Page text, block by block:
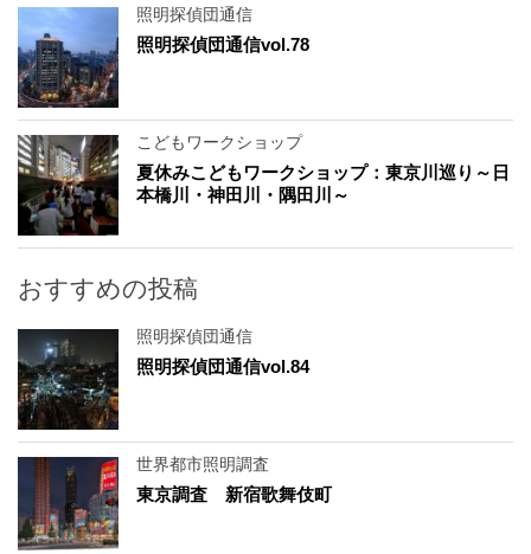
照明探偵団通信
照明探偵団通信vol.78
こどもワークショップ
夏休みこどもワークショップ：東京川巡り～日
本橋川・神田川・隅田川～
おすすめの投稿
照明探偵団通信
照明探偵団通信vol.84
世界都市照明調査
東京調査 新宿歌舞伎町